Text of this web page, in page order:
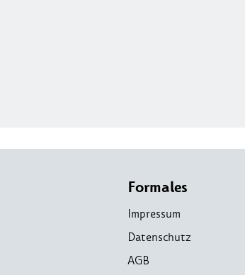
Formales
Impressum
Datenschutz
AGB